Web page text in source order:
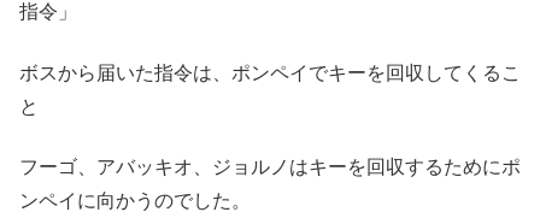
指令」
ボスから届いた指令は、ポンペイでキーを回収してくるこ
と
フーゴ、アバッキオ、ジョルノはキーを回収するためにポ
ンペイに向かうのでした。